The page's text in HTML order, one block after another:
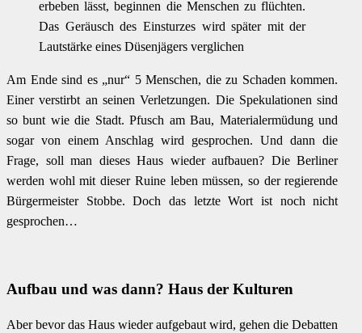
erbeben lässt, beginnen die Menschen zu flüchten.
Das Geräusch des Einsturzes wird später mit der
Lautstärke eines Düsenjägers verglichen
Am Ende sind es „nur“ 5 Menschen, die zu Schaden kommen.
Einer verstirbt an seinen Verletzungen. Die Spekulationen sind
so bunt wie die Stadt. Pfusch am Bau, Materialermüdung und
sogar von einem Anschlag wird gesprochen. Und dann die
Frage, soll man dieses Haus wieder aufbauen? Die Berliner
werden wohl mit dieser Ruine leben müssen, so der regierende
Bürgermeister Stobbe. Doch das letzte Wort ist noch nicht
gesprochen…
Aufbau und was dann? Haus der Kulturen
Aber bevor das Haus wieder aufgebaut wird, gehen die Debatten